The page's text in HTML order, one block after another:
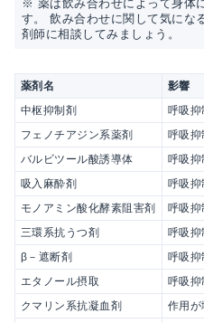
※ 薬は飲み合わせによって身体
す。 飲み合わせに関して気にな
剤師に相談してみましょう。
薬剤名
影響
中枢抑制剤
呼吸
フェノチアジン系薬剤
呼吸
バルビツール酸誘導体
呼吸
吸入麻酔剤
呼吸
モノアミン酸化酵素阻害剤
呼吸
三環系抗うつ剤
呼吸
β－遮断剤
呼吸
エタノール摂取
呼吸
クマリン系抗凝血剤
作用が